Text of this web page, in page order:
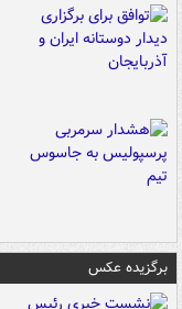
برگزیده عکس